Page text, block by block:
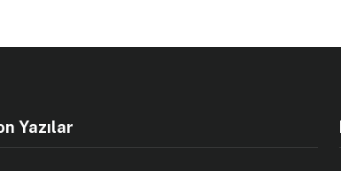
Yazılar